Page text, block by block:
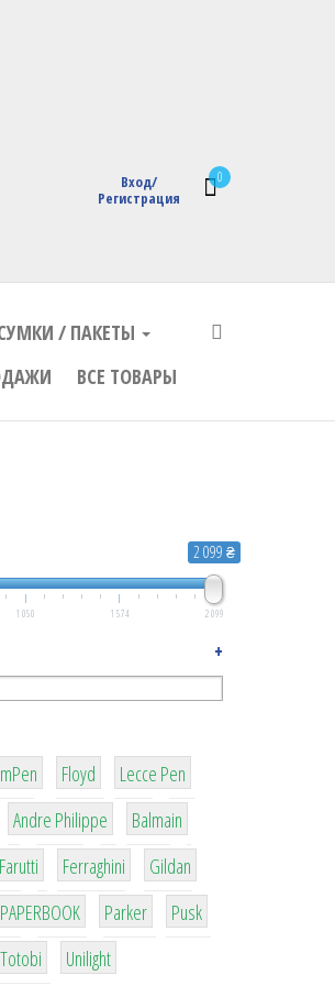
0
Вход/
Регистрация
/ ПАКЕТЫ
ВСЕ ТОВАРЫ
2 099 ₴
1 050 1 574 2 099
+
2
Floyd
2
Lecce Pen
1
Andre Philippe
4
Balmain
299
Farutti
4
Ferraghini
42
Gildan
8
PAPERBOOK
6
Parker
2
Pusk
43
Totobi
1
Unilight